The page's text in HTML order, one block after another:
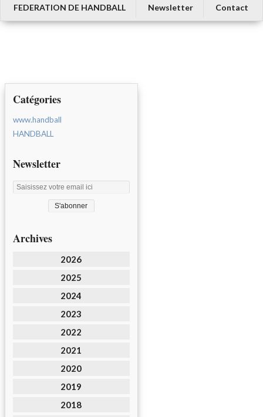
FEDERATION DE HANDBALL
Newsletter Contact
Catégories
www.handball
HANDBALL
Newsletter
Archives
2026
2025
2024
2023
2022
2021
2020
2019
2018